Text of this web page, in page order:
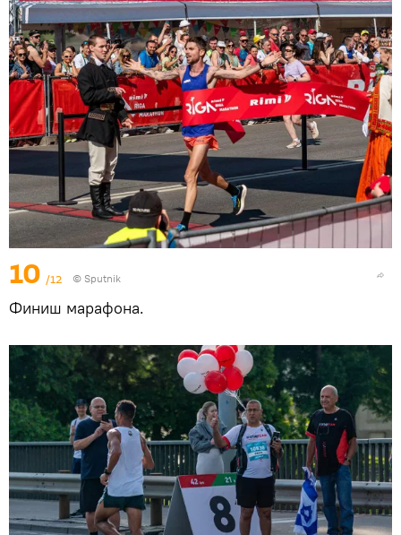
10 /12 © Sputnik
Финиш марафона.